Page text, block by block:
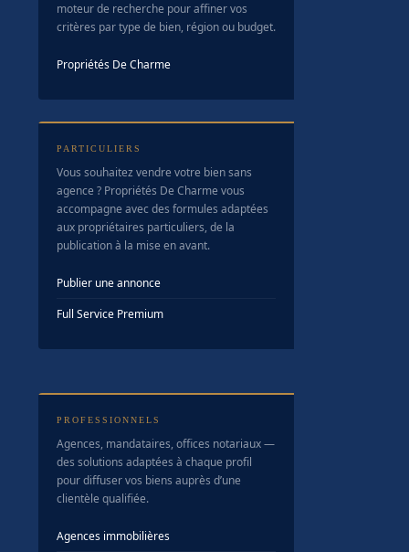
moteur de recherche pour affiner vos
critères par type de bien, région ou budget.
Propriétés De Charme
PARTICULIERS
Vous souhaitez vendre votre bien sans
agence ? Propriétés De Charme vous
accompagne avec des formules adaptées
aux propriétaires particuliers, de la
publication à la mise en avant.
Publier une annonce
Full Service Premium
PROFESSIONNELS
Agences, mandataires, offices notariaux —
des solutions adaptées à chaque profil
pour diffuser vos biens auprès d’une
clientèle qualifiée.
Agences immobilières